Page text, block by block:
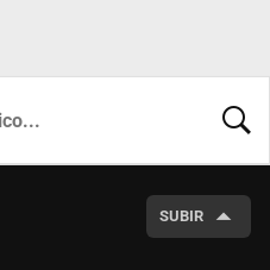
SUBIR